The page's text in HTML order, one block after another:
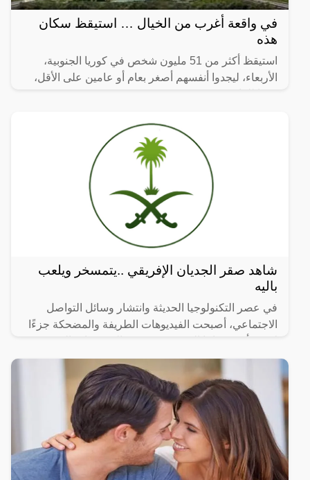
في واقعة أغرب من الخيال … استيقظ سكان
هذه
استيقظ أكثر من 51 مليون شخص في كوريا الجنوبية،
الأربعاء، ليجدوا أنفسهم أصغر بعام أو عامين على الأقل،
شاهد صقر الجديان الإفريقي ..يتمسخر ويلعب
باليه
في عصر التكنولوجيا الحديثة وانتشار وسائل التواصل
الاجتماعي، أصبحت الفيديوهات الطريفة والمضحكة جزءًا
انتشرت